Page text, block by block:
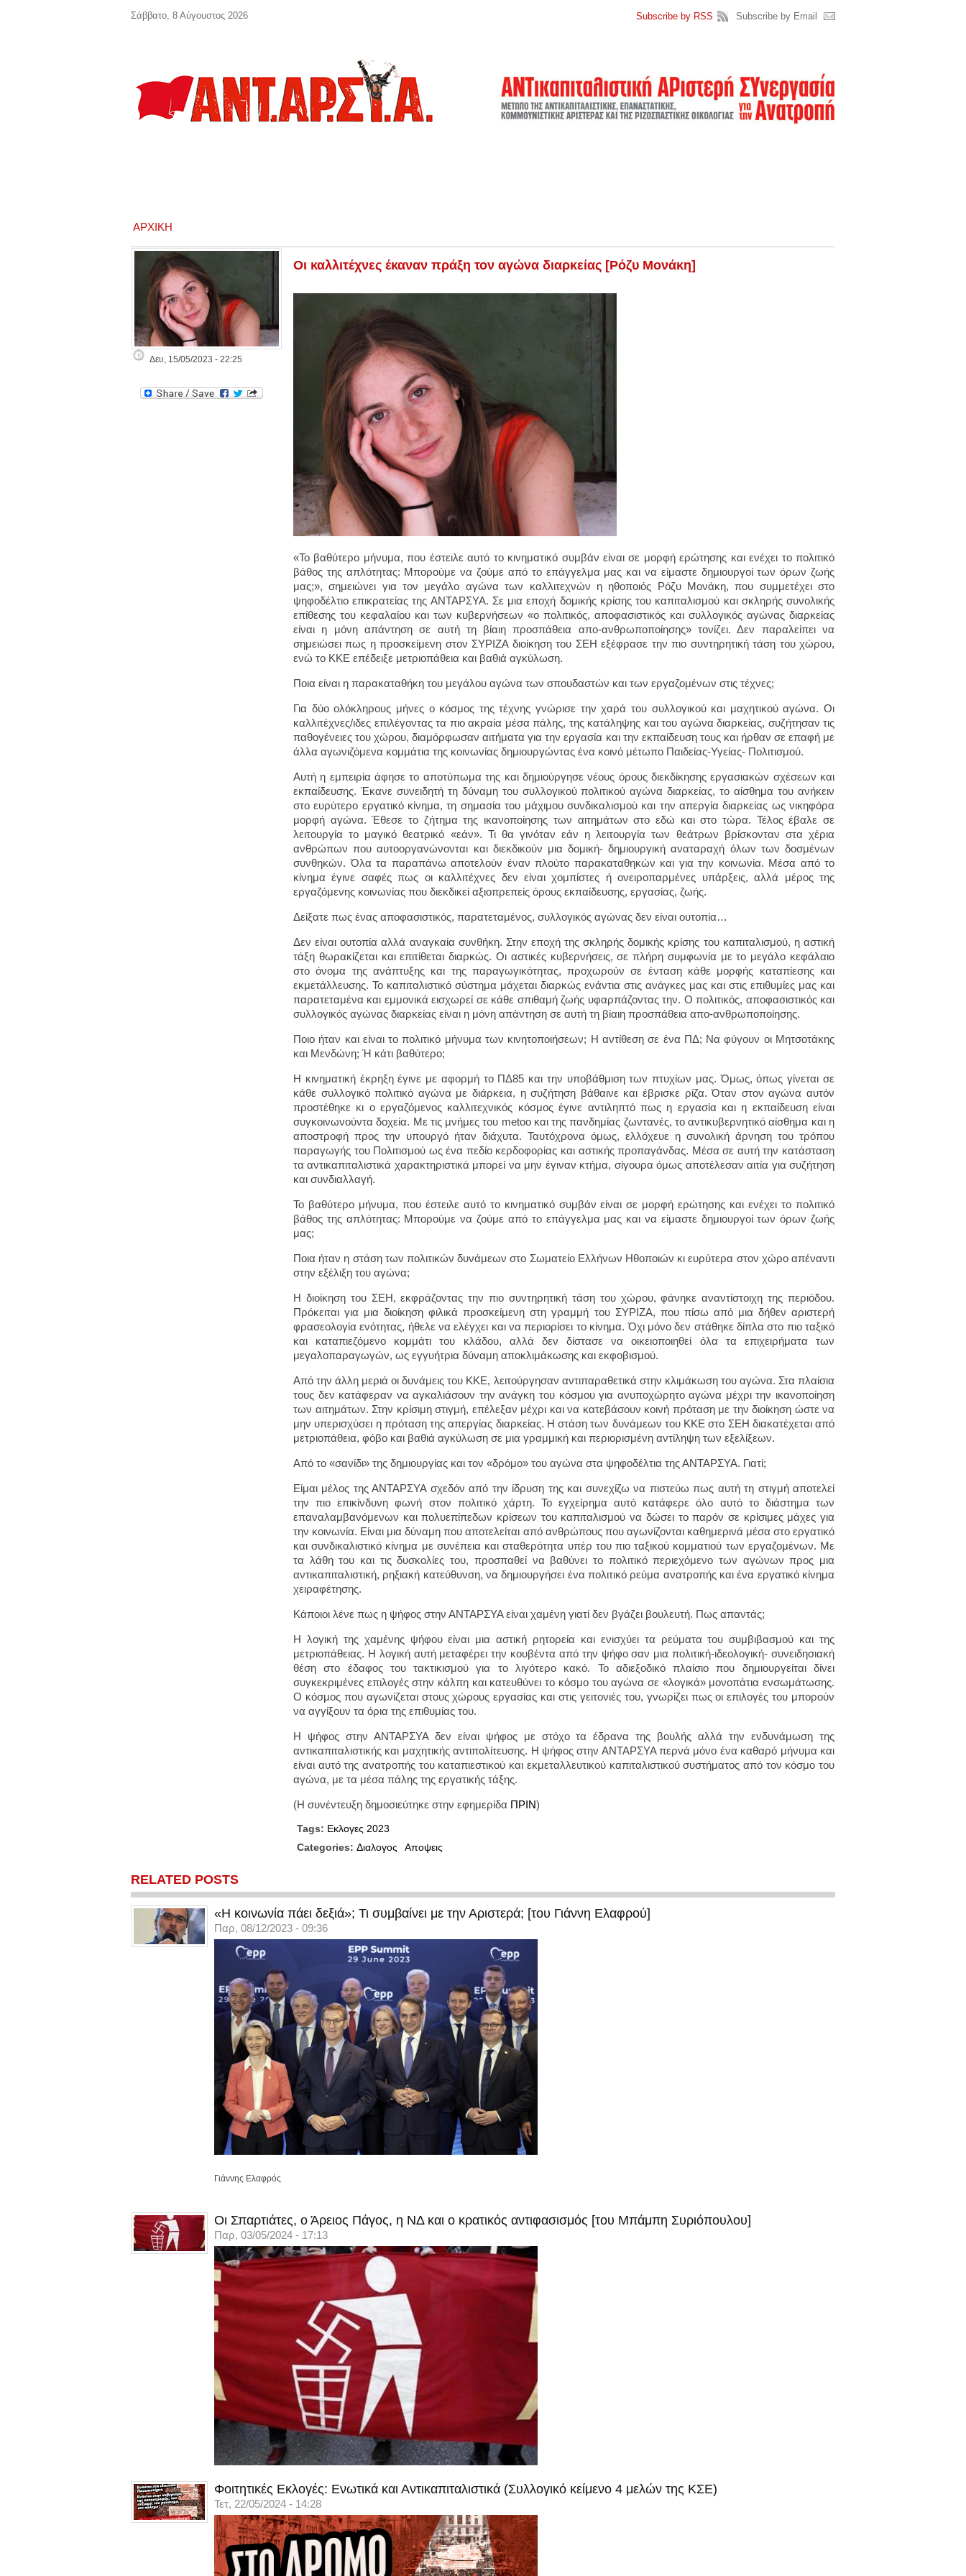
ΑΡΧΙΚΉ
Δευ, 15/05/2023 - 22:25
Οι καλλιτέχνες έκαναν πράξη τον αγώνα διαρκείας [Ρόζυ Μονάκη]
«Το βαθύτερο μήνυμα, που έστειλε αυτό το κινηματικό συμβάν είναι σε μορφή ερώτησης και ενέχει το πολιτικό
βάθος της απλότητας: Μπορούμε να ζούμε από το επάγγελμα μας και να είμαστε δημιουργοί των όρων ζωής
μας;», σημειώνει για τον μεγάλο αγώνα των καλλιτεχνών η ηθοποιός Ρόζυ Μονάκη, που συμμετέχει στο
ψηφοδέλτιο επικρατείας της ΑΝΤΑΡΣΥΑ. Σε μια εποχή δομικής κρίσης του καπιταλισμού και σκληρής συνολικής
επίθεσης του κεφαλαίου και των κυβερνήσεων «ο πολιτικός, αποφασιστικός και συλλογικός αγώνας διαρκείας
είναι η μόνη απάντηση σε αυτή τη βίαιη προσπάθεια απο-ανθρωποποίησης» τονίζει. Δεν παραλείπει να
σημειώσει πως η προσκείμενη στον ΣΥΡΙΖΑ διοίκηση του ΣΕΗ εξέφρασε την πιο συντηρητική τάση του χώρου,
ενώ το ΚΚΕ επέδειξε μετριοπάθεια και βαθιά αγκύλωση.
Ποια είναι η παρακαταθήκη του μεγάλου αγώνα των σπουδαστών και των εργαζομένων στις τέχνες;
Για δύο ολόκληρους μήνες ο κόσμος της τέχνης γνώρισε την χαρά του συλλογικού και μαχητικού αγώνα. Οι
καλλιτέχνες/ιδες επιλέγοντας τα πιο ακραία μέσα πάλης, της κατάληψης και του αγώνα διαρκείας, συζήτησαν τις
παθογένειες του χώρου, διαμόρφωσαν αιτήματα για την εργασία και την εκπαίδευση τους και ήρθαν σε επαφή με
άλλα αγωνιζόμενα κομμάτια της κοινωνίας δημιουργώντας ένα κοινό μέτωπο Παιδείας-Υγείας- Πολιτισμού.
Αυτή η εμπειρία άφησε το αποτύπωμα της και δημιούργησε νέους όρους διεκδίκησης εργασιακών σχέσεων και
εκπαίδευσης. Έκανε συνειδητή τη δύναμη του συλλογικού πολιτικού αγώνα διαρκείας, το αίσθημα του ανήκειν
στο ευρύτερο εργατικό κίνημα, τη σημασία του μάχιμου συνδικαλισμού και την απεργία διαρκείας ως νικηφόρα
μορφή αγώνα. Έθεσε το ζήτημα της ικανοποίησης των αιτημάτων στο εδώ και στο τώρα. Τέλος έβαλε σε
λειτουργία το μαγικό θεατρικό «εάν». Τι θα γινόταν εάν η λειτουργία των θεάτρων βρίσκονταν στα χέρια
ανθρώπων που αυτοοργανώνονται και διεκδικούν μια δομική- δημιουργική αναταραχή όλων των δοσμένων
συνθηκών. Όλα τα παραπάνω αποτελούν έναν πλούτο παρακαταθηκών και για την κοινωνία. Μέσα από το
κίνημα έγινε σαφές πως οι καλλιτέχνες δεν είναι χομπίστες ή ονειροπαρμένες υπάρξεις, αλλά μέρος της
εργαζόμενης κοινωνίας που διεκδικεί αξιοπρεπείς όρους εκπαίδευσης, εργασίας, ζωής.
Δείξατε πως ένας αποφασιστικός, παρατεταμένος, συλλογικός αγώνας δεν είναι ουτοπία…
Δεν είναι ουτοπία αλλά αναγκαία συνθήκη. Στην εποχή της σκληρής δομικής κρίσης του καπιταλισμού, η αστική
τάξη θωρακίζεται και επιτίθεται διαρκώς. Οι αστικές κυβερνήσεις, σε πλήρη συμφωνία με το μεγάλο κεφάλαιο
στο όνομα της ανάπτυξης και της παραγωγικότητας, προχωρούν σε ένταση κάθε μορφής καταπίεσης και
εκμετάλλευσης. Το καπιταλιστικό σύστημα μάχεται διαρκώς ενάντια στις ανάγκες μας και στις επιθυμίες μας και
παρατεταμένα και εμμονικά εισχωρεί σε κάθε σπιθαμή ζωής υφαρπάζοντας την. Ο πολιτικός, αποφασιστικός και
συλλογικός αγώνας διαρκείας είναι η μόνη απάντηση σε αυτή τη βίαιη προσπάθεια απο-ανθρωποποίησης.
Ποιο ήταν και είναι το πολιτικό μήνυμα των κινητοποιήσεων; Η αντίθεση σε ένα ΠΔ; Να φύγουν οι Μητσοτάκης
και Μενδώνη; Ή κάτι βαθύτερο;
Η κινηματική έκρηξη έγινε με αφορμή το ΠΔ85 και την υποβάθμιση των πτυχίων μας. Όμως, όπως γίνεται σε
κάθε συλλογικό πολιτικό αγώνα με διάρκεια, η συζήτηση βάθαινε και έβρισκε ρίζα. Όταν στον αγώνα αυτόν
προστέθηκε κι ο εργαζόμενος καλλιτεχνικός κόσμος έγινε αντιληπτό πως η εργασία και η εκπαίδευση είναι
συγκοινωνούντα δοχεία. Με τις μνήμες του metoo και της πανδημίας ζωντανές, το αντικυβερνητικό αίσθημα και η
αποστροφή προς την υπουργό ήταν διάχυτα. Ταυτόχρονα όμως, ελλόχευε η συνολική άρνηση του τρόπου
παραγωγής του Πολιτισμού ως ένα πεδίο κερδοφορίας και αστικής προπαγάνδας. Μέσα σε αυτή την κατάσταση
τα αντικαπιταλιστικά χαρακτηριστικά μπορεί να μην έγιναν κτήμα, σίγουρα όμως αποτέλεσαν αιτία για συζήτηση
και συνδιαλλαγή.
Το βαθύτερο μήνυμα, που έστειλε αυτό το κινηματικό συμβάν είναι σε μορφή ερώτησης και ενέχει το πολιτικό
βάθος της απλότητας: Μπορούμε να ζούμε από το επάγγελμα μας και να είμαστε δημιουργοί των όρων ζωής
μας;
Ποια ήταν η στάση των πολιτικών δυνάμεων στο Σωματείο Ελλήνων Ηθοποιών κι ευρύτερα στον χώρο απέναντι
στην εξέλιξη του αγώνα;
Η διοίκηση του ΣΕΗ, εκφράζοντας την πιο συντηρητική τάση του χώρου, φάνηκε αναντίστοιχη της περιόδου.
Πρόκειται για μια διοίκηση φιλικά προσκείμενη στη γραμμή του ΣΥΡΙΖΑ, που πίσω από μια δήθεν αριστερή
φρασεολογία ενότητας, ήθελε να ελέγχει και να περιορίσει το κίνημα. Όχι μόνο δεν στάθηκε δίπλα στο πιο ταξικό
και καταπιεζόμενο κομμάτι του κλάδου, αλλά δεν δίστασε να οικειοποιηθεί όλα τα επιχειρήματα των
μεγαλοπαραγωγών, ως εγγυήτρια δύναμη αποκλιμάκωσης και εκφοβισμού.
Από την άλλη μεριά οι δυνάμεις του ΚΚΕ, λειτούργησαν αντιπαραθετικά στην κλιμάκωση του αγώνα. Στα πλαίσια
τους δεν κατάφεραν να αγκαλιάσουν την ανάγκη του κόσμου για ανυποχώρητο αγώνα μέχρι την ικανοποίηση
των αιτημάτων. Στην κρίσιμη στιγμή, επέλεξαν μέχρι και να κατεβάσουν κοινή πρόταση με την διοίκηση ώστε να
μην υπερισχύσει η πρόταση της απεργίας διαρκείας. Η στάση των δυνάμεων του ΚΚΕ στο ΣΕΗ διακατέχεται από
μετριοπάθεια, φόβο και βαθιά αγκύλωση σε μια γραμμική και περιορισμένη αντίληψη των εξελίξεων.
Από το «σανίδι» της δημιουργίας και τον «δρόμο» του αγώνα στα ψηφοδέλτια της ΑΝΤΑΡΣΥΑ. Γιατί;
Είμαι μέλος της ΑΝΤΑΡΣΥΑ σχεδόν από την ίδρυση της και συνεχίζω να πιστεύω πως αυτή τη στιγμή αποτελεί
την πιο επικίνδυνη φωνή στον πολιτικό χάρτη. Το εγχείρημα αυτό κατάφερε όλο αυτό το διάστημα των
επαναλαμβανόμενων και πολυεπίπεδων κρίσεων του καπιταλισμού να δώσει το παρόν σε κρίσιμες μάχες για
την κοινωνία. Είναι μια δύναμη που αποτελείται από ανθρώπους που αγωνίζονται καθημερινά μέσα στο εργατικό
και συνδικαλιστικό κίνημα με συνέπεια και σταθερότητα υπέρ του πιο ταξικού κομματιού των εργαζομένων. Με
τα λάθη του και τις δυσκολίες του, προσπαθεί να βαθύνει το πολιτικό περιεχόμενο των αγώνων προς μια
αντικαπιταλιστική, ρηξιακή κατεύθυνση, να δημιουργήσει ένα πολιτικό ρεύμα ανατροπής και ένα εργατικό κίνημα
χειραφέτησης.
Κάποιοι λένε πως η ψήφος στην ΑΝΤΑΡΣΥΑ είναι χαμένη γιατί δεν βγάζει βουλευτή. Πως απαντάς;
Η λογική της χαμένης ψήφου είναι μια αστική ρητορεία και ενισχύει τα ρεύματα του συμβιβασμού και της
μετριοπάθειας. Η λογική αυτή μεταφέρει την κουβέντα από την ψήφο σαν μια πολιτική-ιδεολογική- συνειδησιακή
θέση στο έδαφος του τακτικισμού για το λιγότερο κακό. Το αδιεξοδικό πλαίσιο που δημιουργείται δίνει
συγκεκριμένες επιλογές στην κάλπη και κατευθύνει το κόσμο του αγώνα σε «λογικά» μονοπάτια ενσωμάτωσης.
Ο κόσμος που αγωνίζεται στους χώρους εργασίας και στις γειτονιές του, γνωρίζει πως οι επιλογές του μπορούν
να αγγίξουν τα όρια της επιθυμίας του.
Η ψήφος στην ΑΝΤΑΡΣΥΑ δεν είναι ψήφος με στόχο τα έδρανα της βουλής αλλά την ενδυνάμωση της
αντικαπιταλιστικής και μαχητικής αντιπολίτευσης. Η ψήφος στην ΑΝΤΑΡΣΥΑ περνά μόνο ένα καθαρό μήνυμα και
είναι αυτό της ανατροπής του καταπιεστικού και εκμεταλλευτικού καπιταλιστικού συστήματος από τον κόσμο του
αγώνα, με τα μέσα πάλης της εργατικής τάξης.
(Η συνέντευξη δημοσιεύτηκε στην εφημερίδα ΠΡΙΝ)
Tags: Εκλογες 2023
Categories: Διαλογος Αποψεις
RELATED POSTS
«Η κοινωνία πάει δεξιά»; Τι συμβαίνει με την Αριστερά; [του Γιάννη Ελαφρού]
Παρ, 08/12/2023 - 09:36
Γιάννης Ελαφρός
Οι Σπαρτιάτες, ο Άρειος Πάγος, η ΝΔ και ο κρατικός αντιφασισμός [του Μπάμπη Συριόπουλου]
Παρ, 03/05/2024 - 17:13
Φοιτητικές Εκλογές: Ενωτικά και Αντικαπιταλιστικά (Συλλογικό κείμενο 4 μελών της ΚΣΕ)
Τετ, 22/05/2024 - 14:28
Σάββατο, 8 Αύγουστος 2026 Subscribe by RSS Subscribe by Email